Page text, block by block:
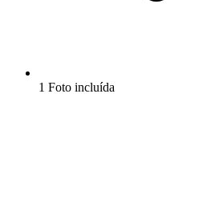
1 Foto incluída